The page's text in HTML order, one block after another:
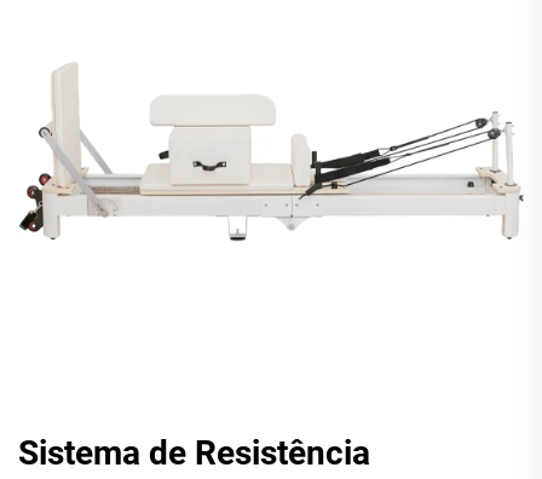
Sistema de Resistência